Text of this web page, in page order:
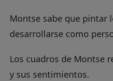
Montse sabe que pintar
desarrollarse como
Los cuadros de Montse
y sus sentimientos.